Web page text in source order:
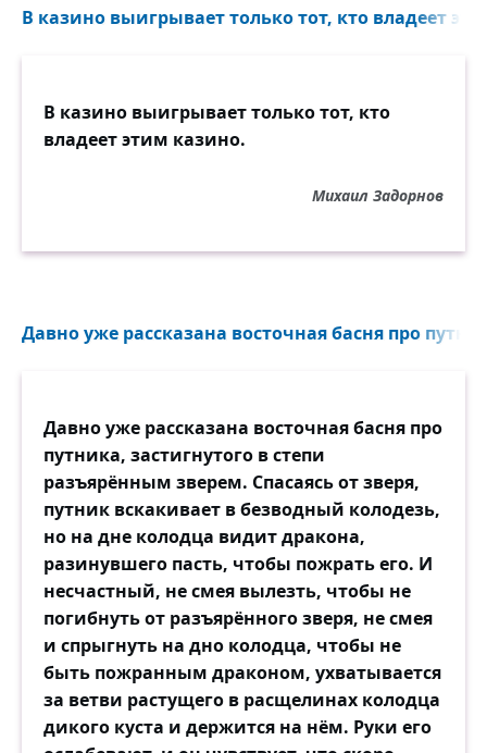
В казино выигрывает только тот, кто владеет
В казино выигрывает только тот, кто
владеет этим казино.
Михаил Задорнов
Давно уже рассказана восточная басня про
Давно уже рассказана восточная басня про
путника, застигнутого в степи
разъярённым зверем. Спасаясь от зверя,
путник вскакивает в безводный колодезь,
но на дне колодца видит дракона,
разинувшего пасть, чтобы пожрать его. И
несчастный, не смея вылезть, чтобы не
погибнуть от разъярённого зверя, не смея
и спрыгнуть на дно колодца, чтобы не
быть пожранным драконом, ухватывается
за ветви растущего в расщелинах колодца
дикого куста и держится на нём. Руки его